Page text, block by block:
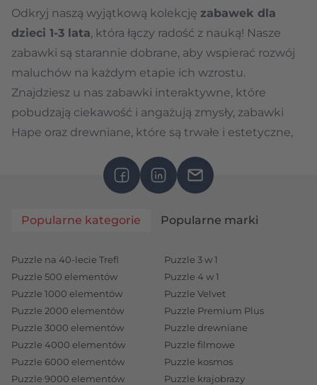
Odkryj naszą wyjątkową kolekcję zabawek dla
dzieci 1-3 lata, która łączy radość z nauką! Nasze
zabawki są starannie dobrane, aby wspierać rozwój
maluchów na każdym etapie ich wzrostu.
Znajdziesz u nas zabawki interaktywne, które
pobudzają ciekawość i angażują zmysły, zabawki
Hape oraz drewniane, które są trwałe i estetyczne,
motoryczne i zmysłowe, oraz urocze pluszaki, które
oferują komfort i towarzystwo. Każdy produkt w
i wartościowej zabawy na trefl.com!
Zabawki dla 3 latka
Nasza ofertazabawek dla 3 latkato idealne
połączenie zabawy i nauki! Produkty w tej kategorii
zostały zaprojektowane z myślą o małych
odkrywcach, którzy rozwijają swoje umiejętności
Popularne kategorie Popularne marki
Puzzle na 40-lecie Trefl
Puzzle 500 elementów
Puzzle 1000 elementów
Puzzle 2000 elementów
Puzzle 3000 elementów
Puzzle 4000 elementów
Puzzle 6000 elementów
Puzzle 9000 elementów
Puzzle 3 w 1
Puzzle 4 w 1
Puzzle Velvet
Puzzle Premium Plus
Puzzle drewniane
Puzzle filmowe
Puzzle kosmos
Puzzle krajobrazy